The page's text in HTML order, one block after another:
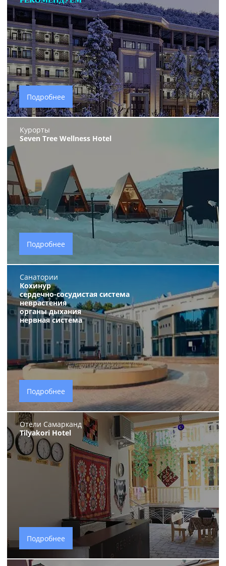
Подробнее
Курорты
Seven Tree Wellness Нotel
Подробнее
Санатории
Кохинур
сердечно-сосудистая система
неврастения
органы дыхания
нервная система
Подробнее
Отели Самарканд
Tilyakori Hotel
Подробнее